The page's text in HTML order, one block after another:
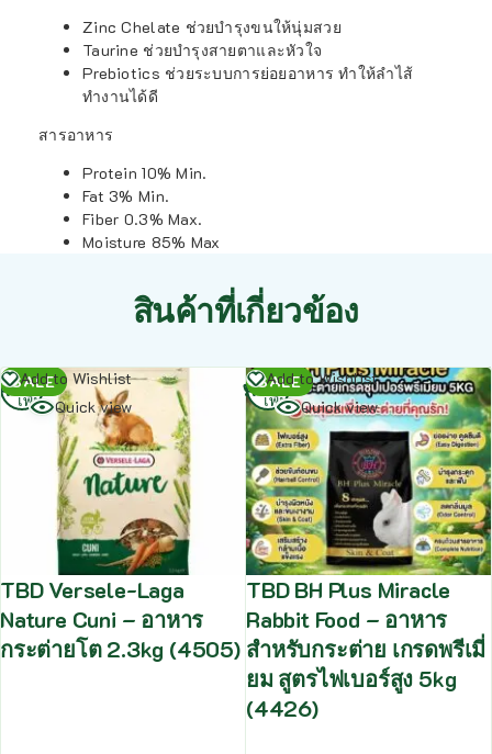
Zinc Chelate ช่วยบำรุงขนให้นุ่มสวย
Taurine ช่วยบำรุงสายตาและหัวใจ
Prebiotics ช่วยระบบการย่อยอาหาร ทำให้ลำไส้
ทำงานได้ดี
สารอาหาร
Protein 10% Min.
Fat 3% Min.
Fiber 0.3% Max.
Moisture 85% Max
สินค้าที่เกี่ยวข้อง
SALE
Add to Wishlist
Quick view
TBD Versele-Laga
Nature Cuni – อาหาร
กระต่ายโต 2.3kg (4505)
อ่าน
เพิ่ม
SALE
Add to Wishlist
Quick view
TBD BH Plus Miracle
Rabbit Food – อาหาร
สำหรับกระต่าย เกรดพรีเมี่
ยม สูตรไฟเบอร์สูง 5kg
(4426)
อ่าน
เพิ่ม